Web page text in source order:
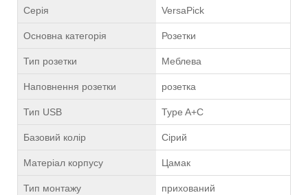
Серія VersaPick
Основна категорія Розетки
Тип розетки Меблева
Наповнення розетки розетка
Тип USB Type A+C
Базовий колір Сірий
Матеріал корпусу Цамак
Тип монтажу прихований